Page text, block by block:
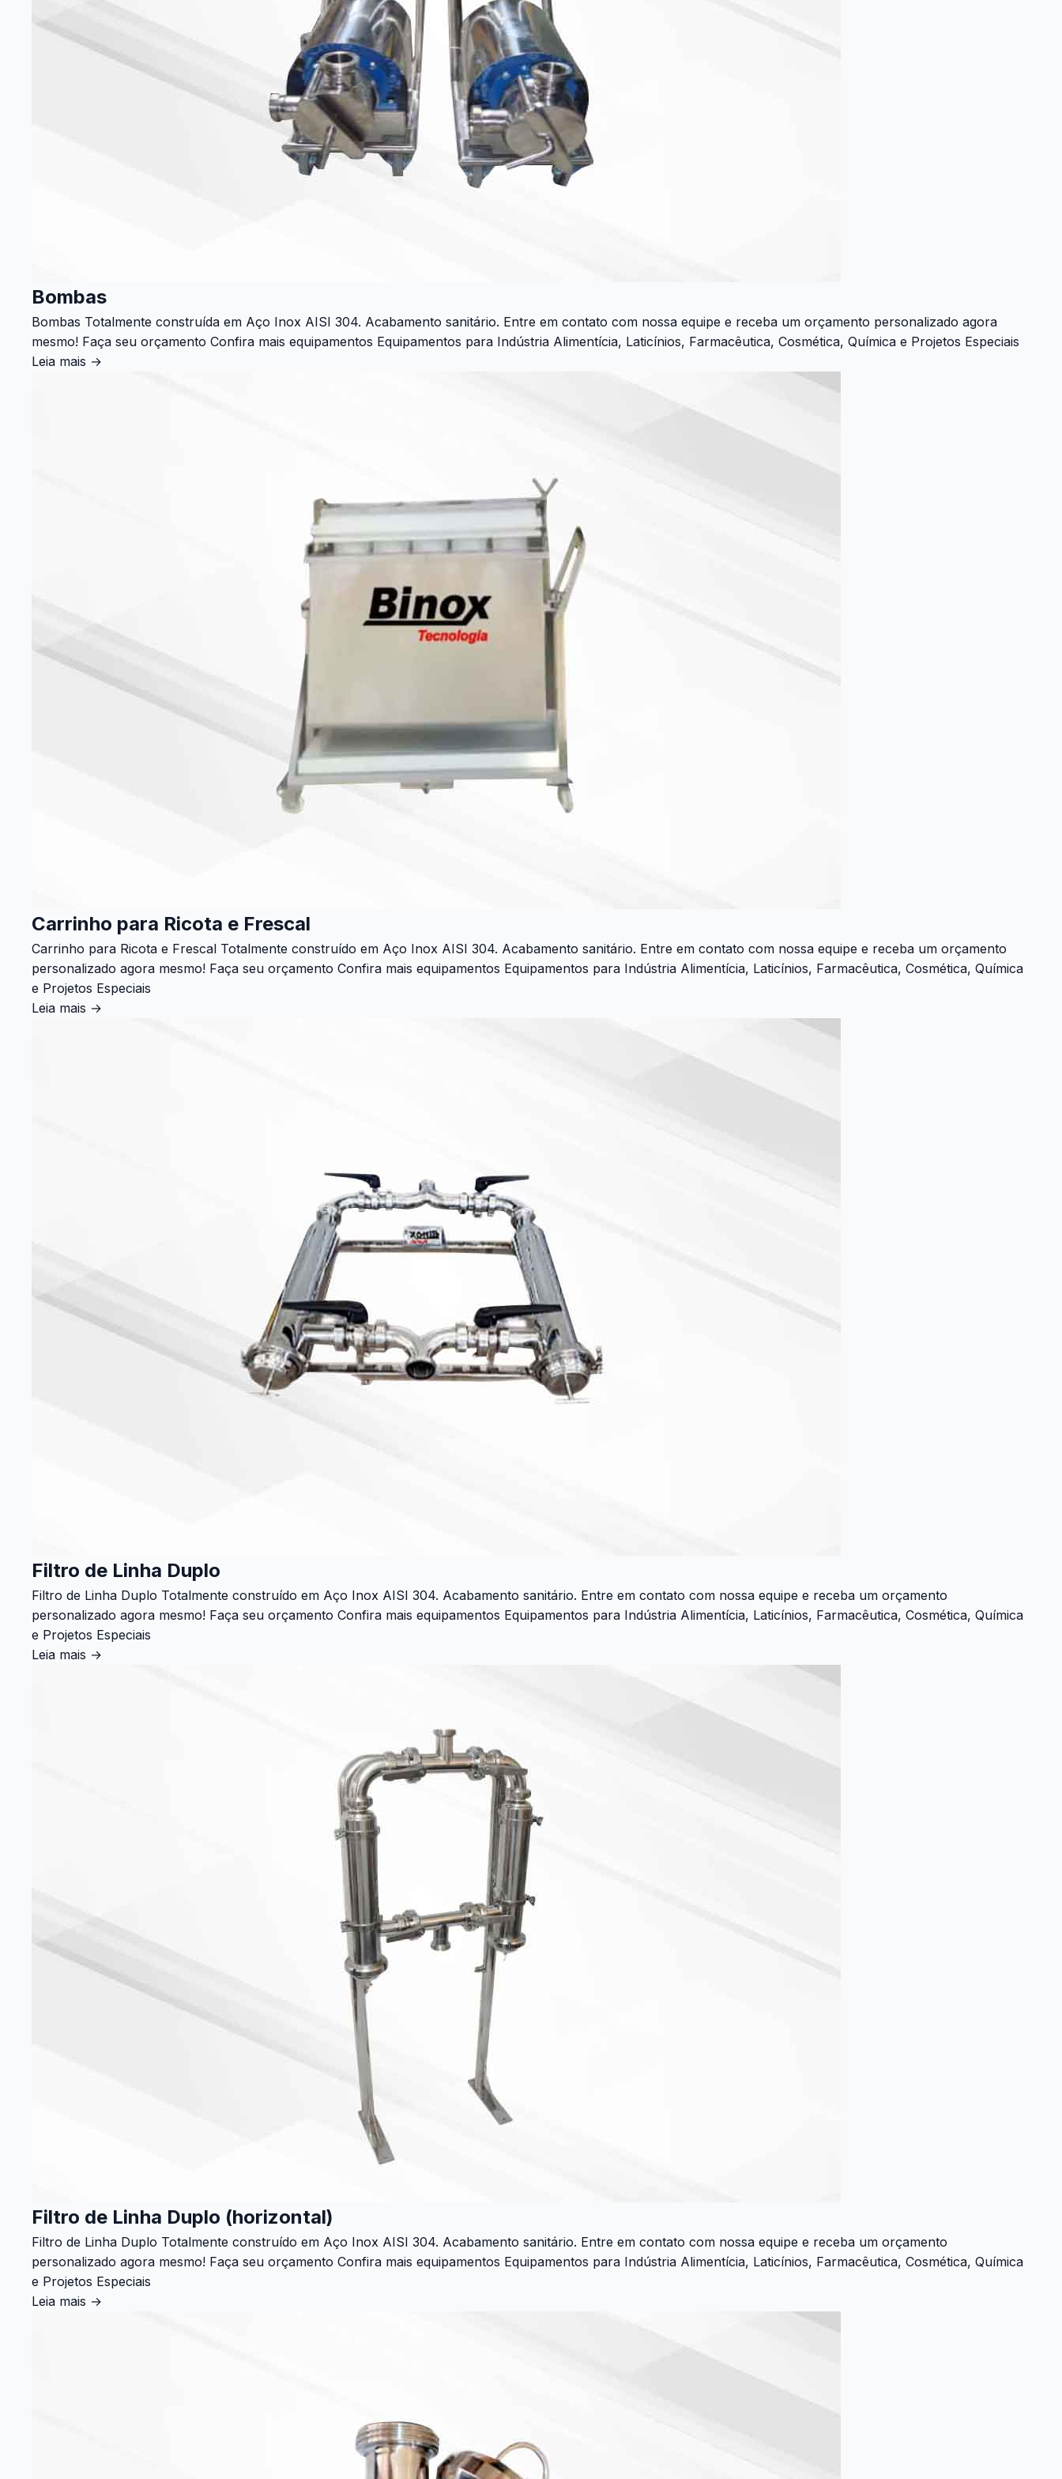
Bombas
Bombas Totalmente construída em Aço Inox AISI 304. Acabamento sanitário. Entre em contato com nossa equipe e receba um orçamento personalizado agora
mesmo! Faça seu orçamento Confira mais equipamentos Equipamentos para Indústria Alimentícia, Laticínios, Farmacêutica, Cosmética, Química e Projetos Especiais
Leia mais →
Carrinho para Ricota e Frescal
Carrinho para Ricota e Frescal Totalmente construído em Aço Inox AISI 304. Acabamento sanitário. Entre em contato com nossa equipe e receba um orçamento
personalizado agora mesmo! Faça seu orçamento Confira mais equipamentos Equipamentos para Indústria Alimentícia, Laticínios, Farmacêutica, Cosmética, Química
e Projetos Especiais
Leia mais →
Filtro de Linha Duplo
Filtro de Linha Duplo Totalmente construído em Aço Inox AISI 304. Acabamento sanitário. Entre em contato com nossa equipe e receba um orçamento
personalizado agora mesmo! Faça seu orçamento Confira mais equipamentos Equipamentos para Indústria Alimentícia, Laticínios, Farmacêutica, Cosmética, Química
e Projetos Especiais
Leia mais →
Filtro de Linha Duplo (horizontal)
Filtro de Linha Duplo Totalmente construído em Aço Inox AISI 304. Acabamento sanitário. Entre em contato com nossa equipe e receba um orçamento
personalizado agora mesmo! Faça seu orçamento Confira mais equipamentos Equipamentos para Indústria Alimentícia, Laticínios, Farmacêutica, Cosmética, Química
e Projetos Especiais
Leia mais →